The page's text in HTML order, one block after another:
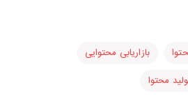
بازاریابی محتوایی
محتوا